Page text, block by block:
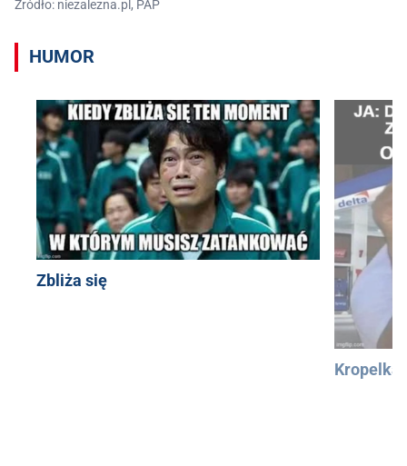
Źródło: niezalezna.pl, PAP
HUMOR
Zbliża się
Kropelka